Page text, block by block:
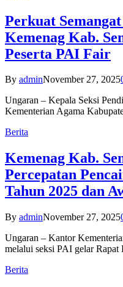
Perkuat
Kemenag Kab.
Peserta PAI Fair
By adminNovember 27, 2025
Ungaran – Kepala Seksi
Kementerian Agama
Berita
Kemenag Kab.
Percepatan
Tahun 2025 dan
By adminNovember 27, 2025
Ungaran – Kantor
melalui seksi PAI gelar
Berita